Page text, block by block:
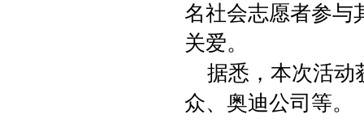
名社会志愿者参与
关爱。
据悉，本次活动
众、奥迪公司等。